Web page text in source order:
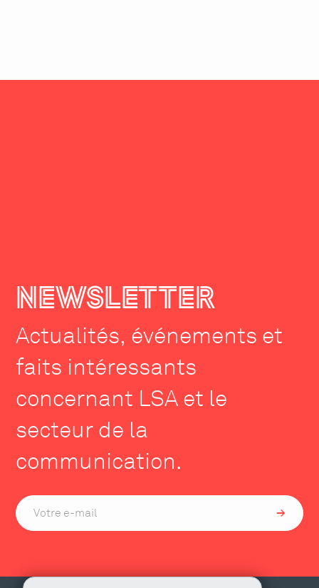
NEWSLETTER
Actualités, événements et
faits intéressants
concernant LSA et le
secteur de la
communication.